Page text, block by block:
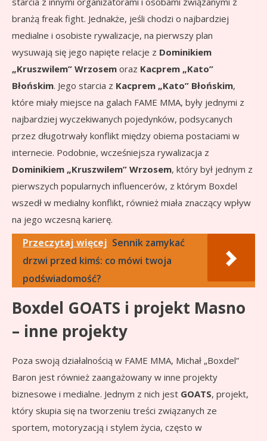
branżą freak fight. Jednakże, jeśli chodzi o najbardziej
medialne i osobiste rywalizacje, na pierwszy plan
wysuwają się jego napięte relacje z Dominikiem
„Kruszwilem” Wrzosem oraz Kacprem „Kato”
Błońskim. Jego starcia z Kacprem „Kato” Błońskim,
które miały miejsce na galach FAME MMA, były jednymi z
najbardziej wyczekiwanych pojedynków, podsycanych
przez długotrwały konflikt między obiema postaciami w
internecie. Podobnie, wcześniejsza rywalizacja z
Dominikiem „Kruszwilem” Wrzosem, który był jednym z
pierwszych popularnych influencerów, z którym Boxdel
wszedł w medialny konflikt, również miała znaczący wpływ
na jego wczesną karierę.
Przeczytaj więcej Sennik zamykać
drzwi przed kimś: co mówi twoja
podświadomość?
Boxdel GOATS i projekt Masno
– inne projekty
Poza swoją działalnością w FAME MMA, Michał „Boxdel”
Baron jest również zaangażowany w inne projekty
biznesowe i medialne. Jednym z nich jest GOATS, projekt,
który skupia się na tworzeniu treści związanych ze
sportem, motoryzacją i stylem życia, często w